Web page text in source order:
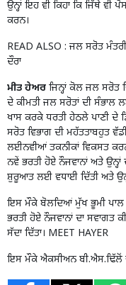
ਉਨ੍ਹਾਂ ਇਹ ਵੀ ਕਿਹਾ ਕਿ ਜਿੱਥੇ ਵੀ
ਕਰਨ।
READ ALSO : ਜਲ ਸਰੋਤ
ਦੌਰਾ
ਮੀਤ ਹੇਅਰ ਜਿਨ੍ਹਾਂ ਕੋਲ ਜਲ ਸਰੋਤ
ਦੇ ਕੀਮਤੀ ਜਲ ਸਰੋਤਾਂ ਦੀ ਸੰਭਾਲ
ਖਾਸ ਕਰਕੇ ਧਰਤੀ ਹੇਠਲੇ ਪਾਣੀ
ਸਰੋਤ ਵਿਭਾਗ ਦੀ ਮਹੱਤਤਾਬਹੁਤ
ਲਈਨਵੀਆਂ ਤਕਨੀਕਾਂ ਵਿਕਸਤ
ਨਵੇਂ ਭਰਤੀ ਹੋਏ ਨੌਜਵਾਨਾਂ ਅਤੇ
ਸ਼ੁਰੂਆਤ ਲਈ ਵਧਾਈ ਦਿੱਤੀ ਅਤੇ
ਇਸ ਮੌਕੇ ਬੋਲਦਿਆਂ ਮੁੱਖ ਭੂਮੀ ਪਾਲ
ਭਰਤੀ ਹੋਏ ਨੌਜਵਾਨਾਂ ਦਾ ਸਵਾਗਤ
ਸੱਦਾ ਦਿੱਤਾ। MEET HAYER
ਇਸ ਮੌਕੇ ਐਕਸੀਅਨ ਬੀ.ਐਸ.ਢਿੱਲੋਂ